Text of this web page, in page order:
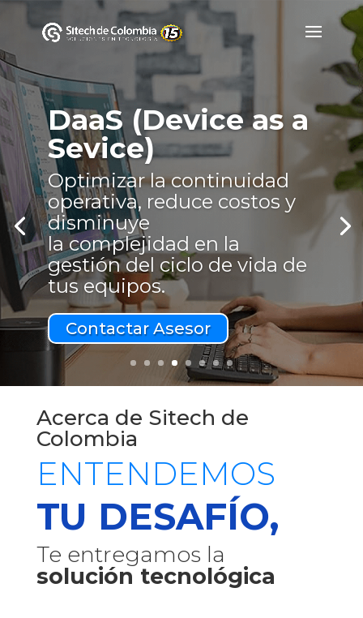
DaaS (Device as a
Sevice)
Optimizar la continuidad
operativa, reduce costos y
disminuye
la complejidad en la
gestión del ciclo de vida de
tus equipos.
Contactar Asesor
Acerca de Sitech de
Colombia
ENTENDEMOS
TU DESAFÍO,
Te entregamos la
solución tecnológica